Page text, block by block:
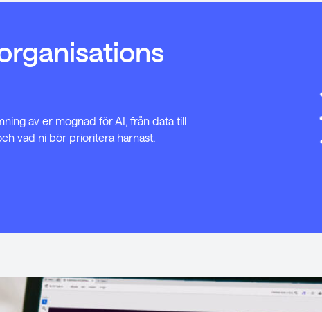
av er mognad för AI, från data till
vad ni bör prioritera härnäst.